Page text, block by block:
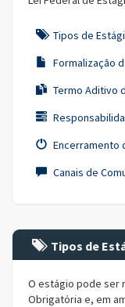
Tipos de
Formalização
Termo Aditivo
Encerramento
Canais de
Tipos de
O estágio pode ser
Obrigatória e, em